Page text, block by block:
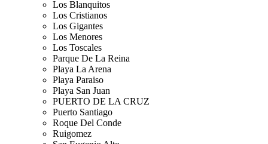
Los Blanquitos
Los Cristianos
Los Gigantes
Los Menores
Los Toscales
Parque De La Reina
Playa La Arena
Playa Paraiso
Playa San Juan
PUERTO DE LA CRUZ
Puerto Santiago
Roque Del Conde
Ruigomez